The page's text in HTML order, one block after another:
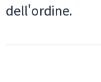
dell'ordine.